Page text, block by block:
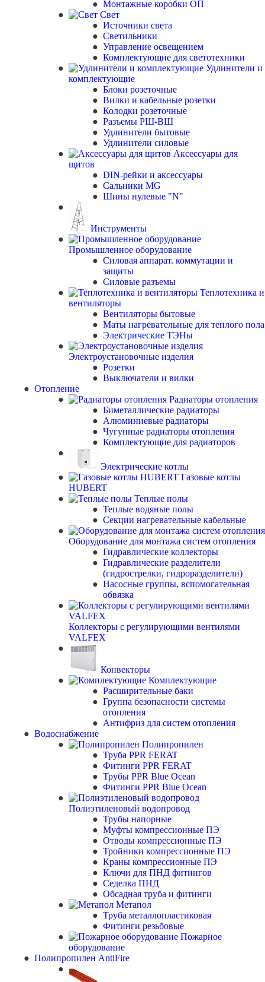
Монтажные коробки ОП
Свет
Источники света
Светильники
Управление освещением
Комплектующие для светотехники
Удлинители и
комплектующие
Блоки розеточные
Вилки и кабельные розетки
Колодки розеточные
Разъемы РШ-ВШ
Удлинители бытовые
Удлинители силовые
Аксессуары для
щитов
DIN-рейки и аксессуары
Сальники MG
Шины нулевые "N"
Инструменты
Промышленное оборудование
Силовая аппарат. коммутации и
защиты
Силовые разъемы
Теплотехника и
вентиляторы
Вентиляторы бытовые
Маты нагревательные для теплого пола
Электрические ТЭНы
Электроустановочные изделия
Розетки
Выключатели и вилки
Отопление
Радиаторы отопления
Биметаллические радиаторы
Алюминиевые радиаторы
Чугунные радиаторы отопления
Комплектующие для радиаторов
Электрические котлы
Газовые котлы
HUBERT
Теплые полы
Теплые водяные полы
Секции нагревательные кабельные
Оборудование для монтажа систем отопления
Гидравлические коллекторы
Гидравлические разделители
(гидрострелки, гидроразделители)
Насосные группы, вспомогательная
обвязка
Коллекторы с регулирующими вентилями
VALFEX
Конвекторы
Комплектующие
Расширительные баки
Группа безопасности системы
отопления
Антифриз для систем отопления
Водоснабжение
Полипропилен
Труба PPR FERAT
Фитинги PPR FERAT
Трубы PPR Blue Ocean
Фитинги PPR Blue Ocean
Полиэтиленовый водопровод
Трубы напорные
Муфты компрессионные ПЭ
Отводы компрессионные ПЭ
Тройники компрессионные ПЭ
Краны компрессионные ПЭ
Ключи для ПНД фитингов
Седелка ПНД
Обсадная труба и фитинги
Метапол
Труба металлопластиковая
Фитинги резьбовые
Пожарное
оборудование
Полипропилен AntiFire